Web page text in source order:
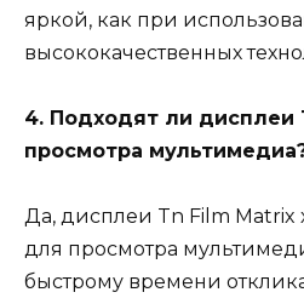
яркой, как при
высококачественных
4. Подходят ли дисплеи
просмотра
Да, дисплеи Tn Film Matrix
для просмотра
быстрому времени